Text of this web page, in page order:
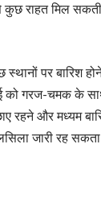
कुछ राहत मिल
पर बारिश
को गरज-चमक के
और मध्यम
जारी रह